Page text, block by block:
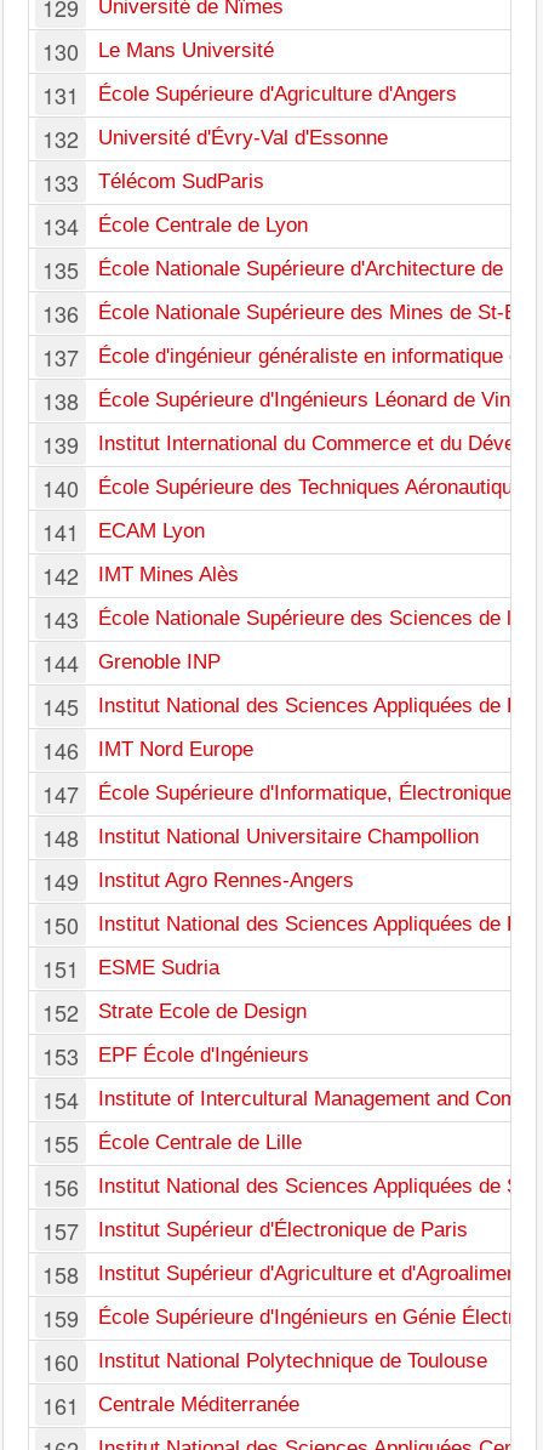
129 Université de Nîmes
130 Le Mans Université
131 École Supérieure d'Agriculture d'Angers
132 Université d'Évry-Val d'Essonne
133 Télécom SudParis
134 École Centrale de Lyon
135 École Nationale Supérieure d'Architecture de
136 École Nationale Supérieure des Mines de St-
137 École d'ingénieur généraliste en informatique et
138 École Supérieure d'Ingénieurs Léonard de Vinci
139 Institut International du Commerce et du
140 École Supérieure des Techniques
141 ECAM Lyon
142 IMT Mines Alès
143 École Nationale Supérieure des Sciences de
144 Grenoble INP
145 Institut National des Sciences Appliquées de
146 IMT Nord Europe
147 École Supérieure d'Informatique, Électronique,
148 Institut National Universitaire Champollion
149 Institut Agro Rennes-Angers
150 Institut National des Sciences Appliquées de
151 ESME Sudria
152 Strate Ecole de Design
153 EPF École d'Ingénieurs
154 Institute of Intercultural Management and
155 École Centrale de Lille
156 Institut National des Sciences Appliquées de
157 Institut Supérieur d'Électronique de Paris
158 Institut Supérieur d'Agriculture et
159 École Supérieure d'Ingénieurs en Génie
160 Institut National Polytechnique de Toulouse
161 Centrale Méditerranée